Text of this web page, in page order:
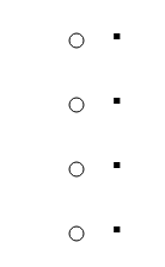
･
･
･
･